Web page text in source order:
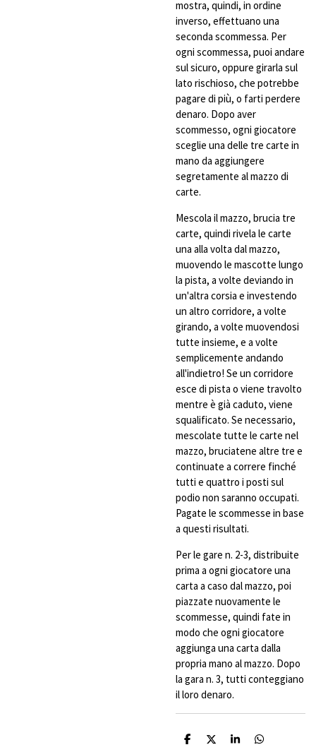
mostra, quindi, in ordine
inverso, effettuano una
seconda scommessa. Per
ogni scommessa, puoi andare
sul sicuro, oppure girarla sul
lato rischioso, che potrebbe
pagare di più, o farti perdere
denaro. Dopo aver
scommesso, ogni giocatore
sceglie una delle tre carte in
mano da aggiungere
segretamente al mazzo di
carte.
Mescola il mazzo, brucia tre
carte, quindi rivela le carte
una alla volta dal mazzo,
muovendo le mascotte lungo
la pista, a volte deviando in
un'altra corsia e investendo
un altro corridore, a volte
girando, a volte muovendosi
tutte insieme, e a volte
semplicemente andando
all'indietro! Se un corridore
esce di pista o viene travolto
mentre è già caduto, viene
squalificato. Se necessario,
mescolate tutte le carte nel
mazzo, bruciatene altre tre e
continuate a correre finché
tutti e quattro i posti sul
podio non saranno occupati.
Pagate le scommesse in base
a questi risultati.
Per le gare n. 2-3, distribuite
prima a ogni giocatore una
carta a caso dal mazzo, poi
piazzate nuovamente le
scommesse, quindi fate in
modo che ogni giocatore
aggiunga una carta dalla
propria mano al mazzo. Dopo
la gara n. 3, tutti conteggiano
il loro denaro.
C
C
C
C